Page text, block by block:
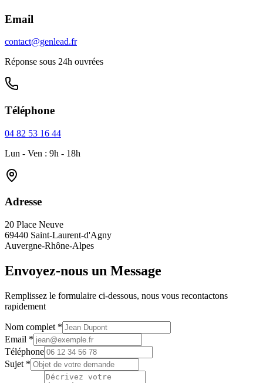
Email
contact@genlead.fr
Réponse sous 24h ouvrées
Téléphone
04 82 53 16 44
Lun - Ven : 9h - 18h
Adresse
20 Place Neuve
69440 Saint-Laurent-d'Agny
Auvergne-Rhône-Alpes
Envoyez-nous un Message
Remplissez le formulaire ci-dessous, nous vous recontactons
rapidement
Nom complet *
Email *
Téléphone
Sujet *